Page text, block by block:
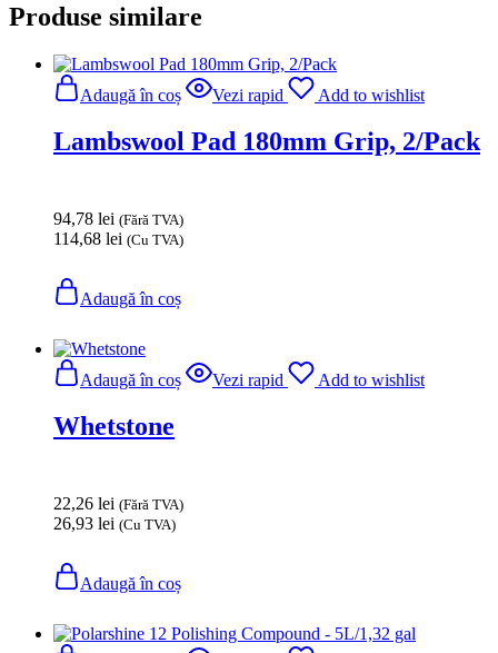
Produse similare
Adaugă în coș Vezi rapid Add to wishlist
Lambswool Pad 180mm Grip, 2/Pack
94,78 lei (Fără TVA)
114,68 lei (Cu TVA)
Adaugă în coș
Adaugă în coș Vezi rapid Add to wishlist
Whetstone
22,26 lei (Fără TVA)
26,93 lei (Cu TVA)
Adaugă în coș